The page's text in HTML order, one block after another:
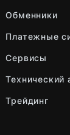
Обменники
Платежные
Сервисы
Технический
Трейдинг